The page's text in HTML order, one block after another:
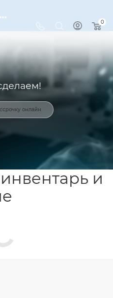
Спортивный инвентарь и оборудование для спорта в Москве | Dynamic-Sport
0
онлайн
и